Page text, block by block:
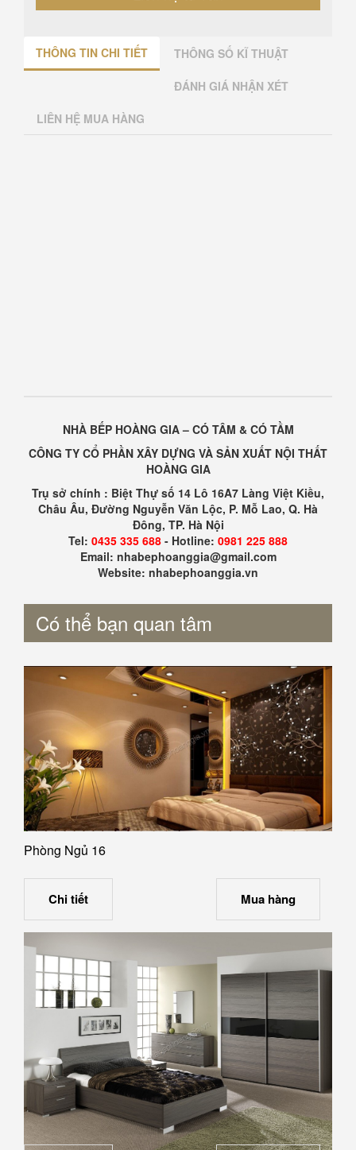
THÔNG TIN CHI TIẾT THÔNG SỐ KĨ THUẬT
ĐÁNH GIÁ NHẬN XÉT
LIÊN HỆ MUA HÀNG
NHÀ BẾP HOÀNG GIA – CÓ TÂM & CÓ TẦM
CÔNG TY CỔ PHẦN XÂY DỰNG VÀ SẢN XUẤT NỘI THẤT
HOÀNG GIA
Trụ sở chính : Biệt Thự số 14 Lô 16A7 Làng Việt Kiều,
Châu Âu, Đường Nguyễn Văn Lộc, P. Mỗ Lao, Q. Hà
Đông, TP. Hà Nội
Tel: 0435 335 688 - Hotline: 0981 225 888
Email: nhabephoanggia@gmail.com
Website: nhabephoanggia.vn
Có thể bạn quan tâm
Phòng Ngủ 16
Chi tiết Mua hàng